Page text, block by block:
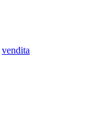
vendita